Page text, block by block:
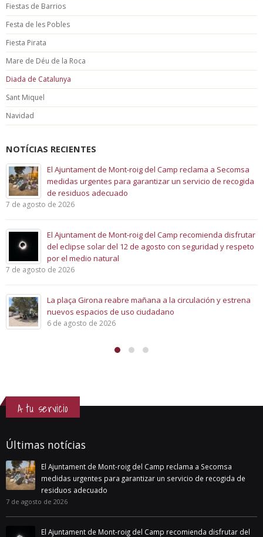
Fiestas de Barrios
Festa de les Pobles
Fiesta Pirata
Mare de Déu de la Roca
Diada de Catalunya
Sant Miquel
Navidad
NOTÍCIAS RECIENTES
El Ajuntament de Mont-roig del Camp reclama a Secomsa
medidas urgentes para garantizar un servicio de recogida
de residuos adecuado
de 2026
El Ajuntament de Mont-roig del Camp recomienda disfrutar
del eclipse solar del 12 de agosto con seguridad y respeto
por el medio natural
de 2026
La plaça Girona reabre mañana a la circulación y estrena
nuevos espacios de uso ciudadano
6 de agosto de 2026
A tu servicio
Últimas notícias
El Ajuntament de Mont-roig del Camp reclama a Secomsa
medidas urgentes para garantizar un servicio de recogida de
residuos adecuado
7 de agosto de 2026
El Ajuntament de Mont-roig del Camp recomienda disfrutar del